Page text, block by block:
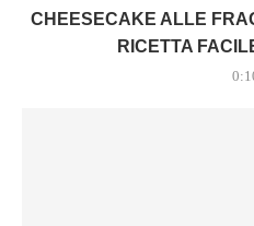
CHEESECAKE ALLE
RICETTA